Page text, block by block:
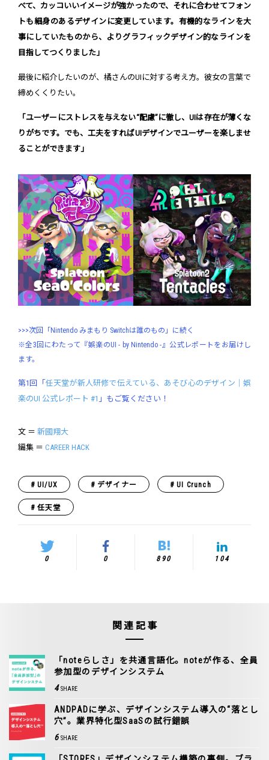
べて、カッコいいイメージが強かったので、それに合わせてフォン
トも細身のあるデザインに変更しています。有機的なラインを大
事にしていたものから、よりグラフィックデザイン的なラインを
目指してつくりました」
最後に紹介したいのが、橘さんのUIに対する考え方。彼女の言葉で
締めくくりたい。
「ユーザーにストレスを与えない“配慮”に徹し、UIは存在が薄くな
りがちです。でも、工夫をすればUIデザインでユーザーを楽しませ
ることができます」
>>>次回「Nintendo みまもり Switchは誰のもの」に続く
※全3回にわたって『娯楽のUI - by Nintendo -』公式レポートをお届けし
ます。
第1回「任天堂が新人研修で伝えている、あそび心のデザイン｜娯
楽のUI 公式レポート #1 」もご覧ください！
文 ＝ 新國翔大
編集 ＝ CAREER HACK
UI/UX デザイナー UI Crunch
任天堂
0 0 890 104
関連記事
「noteらしさ」を共通言語化。noteが作る、全員
参加型のデザインシステム
4 SHARE
ANDPADに学ぶ、デザインシステム導入の“落とし
穴”。業界特化型SaaSの試行錯誤
6 SHARE